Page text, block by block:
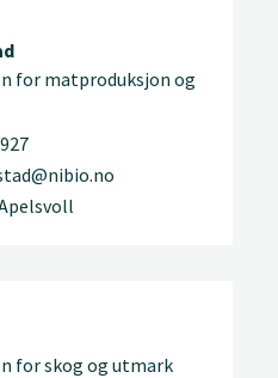
for matproduksjon og
for skog og utmark